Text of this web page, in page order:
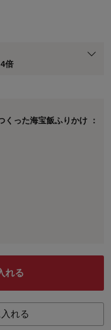
倍
のみ）
レゼント
倍率適用前の基本ポイント
くった海宝飯ふりかけ ：
れる
れる